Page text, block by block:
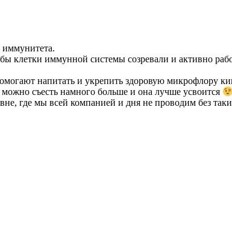
клетки иммунной системы созревали и активно
напитать и укрепить здоровую микрофлору
съесть намного больше и она лучше усвоится
где мы всей компанией и дня не проводим без